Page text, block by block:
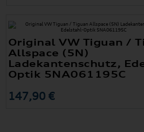
Original VW Tiguan /
Allspace (5N)
Ladekantenschutz,
Optik 5NA061195C
147,90 €